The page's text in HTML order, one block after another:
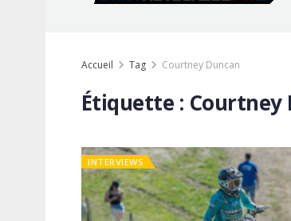
Accueil Tag Courtney Duncan
Étiquette : Courtney
INTERVIEWS